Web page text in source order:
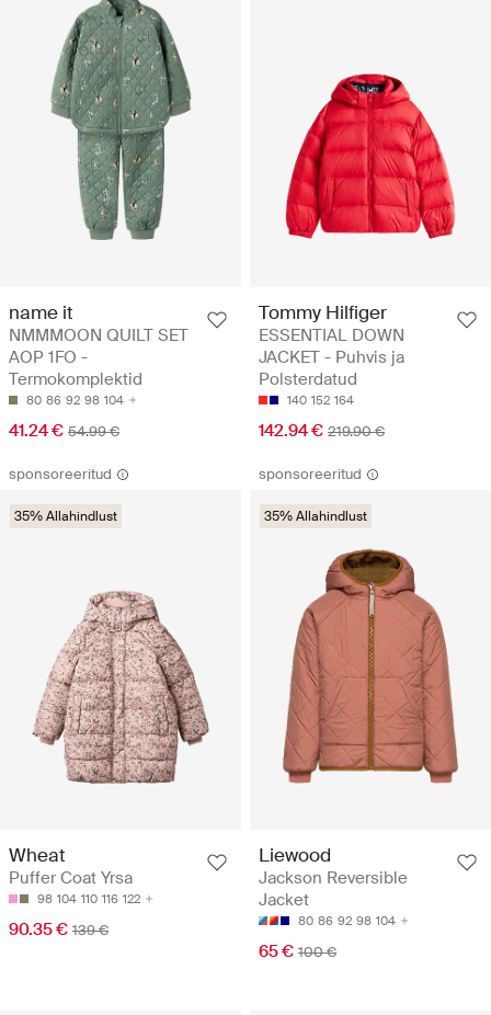
name it
NMMMOON QUILT SET
AOP 1FO -
Termokomplektid
80 86 92 98 104
41.24 € 54.99 €
Tommy Hilfiger
ESSENTIAL DOWN
JACKET - Puhvis ja
Polsterdatud
140 152 164
142.94 € 219.90 €
sponsoreeritud
35% Allahindlust
Wheat
Puffer Coat Yrsa
98 104 110 116 122
90.35 € 139 €
sponsoreeritud
35% Allahindlust
Liewood
Jackson Reversible
Jacket
80 86 92 98 104
65 € 100 €